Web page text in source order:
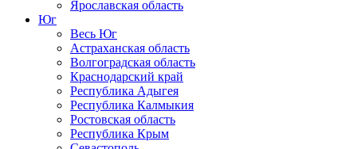
Ярославская область
Юг
Весь Юг
Астраханская область
Волгоградская область
Краснодарский край
Республика Адыгея
Республика Калмыкия
Ростовская область
Республика Крым